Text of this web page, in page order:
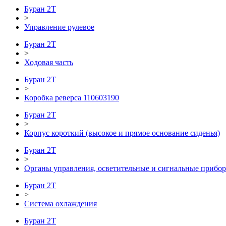
Буран 2Т
>
Управление рулевое
Буран 2Т
>
Ходовая часть
Буран 2Т
>
Коробка реверса 110603190
Буран 2Т
>
Корпус короткий (высокое и прямое основание сиденья)
Буран 2Т
>
Органы управления, осветительные и сигнальные
Буран 2Т
>
Система охлаждения
Буран 2Т